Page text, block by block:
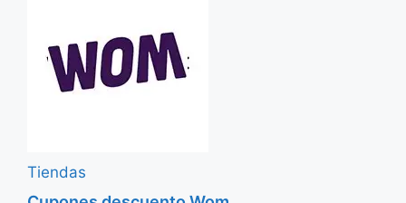
Tiendas